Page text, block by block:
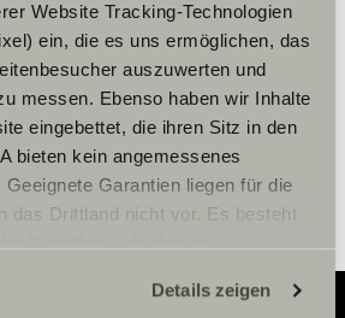
Website Tracking-Technologien
ein, die es uns ermöglichen, das
auszuwerten und
messen. Ebenso haben wir Inhalte
eingebettet, die ihren Sitz in den
bieten kein angemessenes
Garantien liegen für die
das Drittland nicht vor. Es besteht
Dienstleister können Daten für
Details zeigen
Einstellungen